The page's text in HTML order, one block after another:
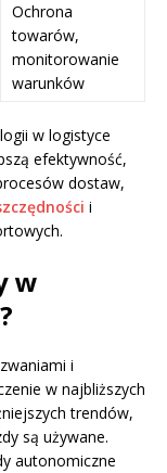
Ochrona
towarów,
monitorowanie
warunków
w logistyce
efektywność,
dostaw,
i
w
i
w najbliższych
trendów,
są używane.
autonomiczne